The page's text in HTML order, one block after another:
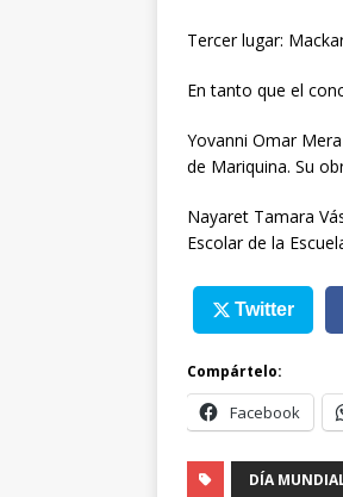
Tercer lugar:
En tanto que el
Yovanni Omar
de Mariquina. Su
Nayaret Tamara
Escolar de la
Twitter
Compártelo:
Facebook
DÍA